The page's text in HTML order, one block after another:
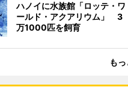
ハノイに水族館「ロッテ・ワ
ールド・アクアリウム」 3
万1000匹を飼育
も